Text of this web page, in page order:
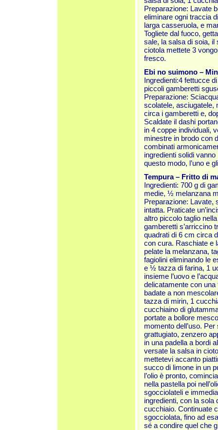
Preparazione: Lavate
eliminare ogni traccia
larga casseruola, e
Togliete dal fuoco,
sale, la salsa di soia, il
ciotola mettete 3
fresco.
Ebi no suimono –
Ingredienti:4 fettucce
piccoli gamberetti
Preparazione:
scolatele, asciugatele,
circa i gamberetti e,
Scaldate il dashi
in 4 coppe individuali,
minestre in brodo con
combinati
ingredienti solidi
questo modo, l’uno e
Tempura – Fritto di
Ingredienti: 700 g di
medie, ½ melanzana
Preparazione: Lavate,
intatta. Praticate
altro piccolo taglio
gamberetti s’arriccino
quadrati di 6 cm circa
con cura. Raschiate e
pelate la melanzana,
fagiolini eliminando le
e ½ tazza di farina, 1
insieme l’uovo e
delicatamente con
badate a non
tazza di mirin, 1
cucchiaino di
portate a bollore
momento dell’uso.
grattugiato, zenzero
in una padella a bordi
versate la salsa in
mettetevi accanto
succo di limone in un
l’olio è pronto,
nella pastella poi
sgocciolateli e
ingredienti, con la sola
cucchiaio. Continuate
sgocciolata, fino ad
sé a condire quel che